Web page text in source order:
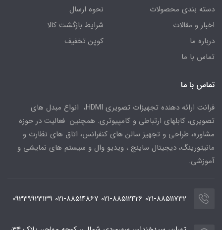
دسته بندی محصولات
اخبار و مقالات
درباره ما
تماس با ما
نحوه ارسال
شرایط بازگشت کالا
کوپن تخفیف
تماس با ما
فرانت ارائه دهنده تجهیزات تصویری HDMI، انواع مبدل های
تصویری، کابلهای ارتباطی و کامپیوتری. همچنین فعالیت در حوزه
مشاوره، طراحی و تجهیز سالن های کنفرانس، اتاق های نظارت و
مانیتورینگ، دیجیتال ساینج ، ویدیو وال و سیستم های نمایشی و
آموزشی.
021-88511732 021-88512426 021-88514867 09339923139